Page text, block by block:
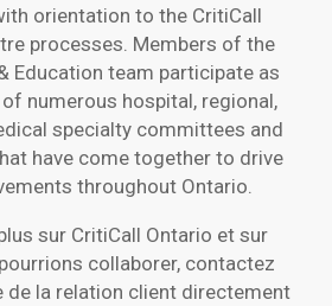
orientation to the CritiCall
processes. Members of the
Education team participate as
numerous hospital, regional,
specialty committees and
have come together to drive
throughout Ontario.
sur CritiCall Ontario et sur
collaborer, contactez
de la relation client directement